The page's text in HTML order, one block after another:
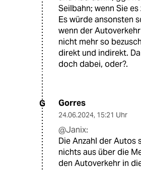
Seilbahn; wenn Sie
Es würde ansonsten
wenn der
nicht mehr so
direkt und indirekt.
doch dabei, oder?.
G Gorres
24.06.2024, 15:21 Uhr
@Janix:
Die Anzahl der Autos
nichts aus über die
den Autoverkehr in